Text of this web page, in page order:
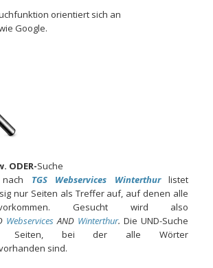
orientiert sich an
Google.
ODER-Suche
TGS Webservices Winterthurlistet
nur Seiten als Treffer auf, auf denen alle
Gesucht wird al­so
Webservices AND Winterthur. Die UND-Suche
Seiten, bei der alle Wörter
sind.